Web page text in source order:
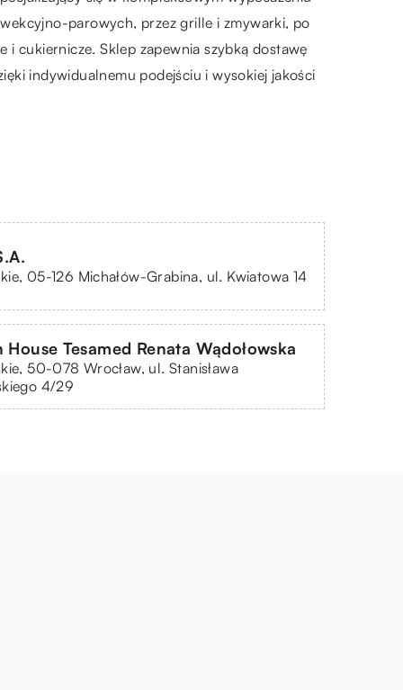
parowych, przez grille i zmywarki, po
i cukiernicze. Sklep zapewnia szybką dostawę
indywidualnemu podejściu i wysokiej jakości
05-126 Michałów-Grabina, ul. Kwiatowa 14
House Tesamed Renata Wądołowska
50-078 Wrocław, ul. Stanisława
4/29